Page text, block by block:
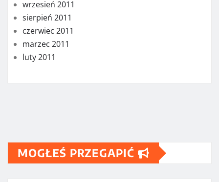
wrzesień 2011
sierpień 2011
czerwiec 2011
marzec 2011
luty 2011
MOGŁEŚ PRZEGAPIĆ